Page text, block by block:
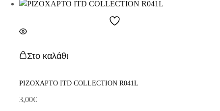
Στο καλάθι
ΡΙΖΟΧΑΡΤΟ ITD COLLECTION R041L
3,00€